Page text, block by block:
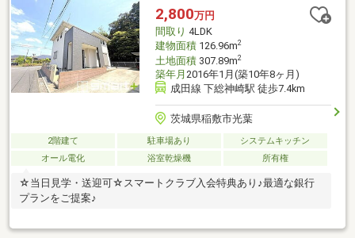
み替えでも、地域密着55年の東海住宅がトータルサポート！本
日、明日内覧ご希望の方はお電話がスムーズです【通話料無料】
是非、お気軽にお問い合わせください！
2,800万円
間取り 4LDK
建物面積126.96m2
土地面積307.89m2
築年月 2016年1月(築10年8ヶ月)
成田線 下総神崎駅 徒歩7.4km
茨城県稲敷市光葉
2階建て 駐車場あり
システムキッチン
オール電化
浴室乾燥機 所有権
☆当日見学・送迎可☆スマートクラブ入会特典あり♪最適な銀行
プランをご提案♪